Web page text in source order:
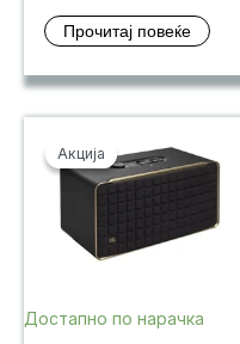
Прочитај повеќе
Акција
Акција
Достапно по нарачка